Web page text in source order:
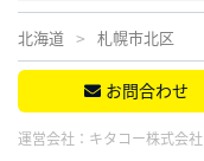
北海道 札幌市北区
お問合わせ
運営会社： キタコー株式会社